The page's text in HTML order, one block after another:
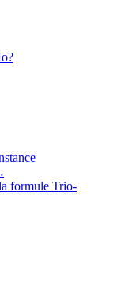
formule Trio-